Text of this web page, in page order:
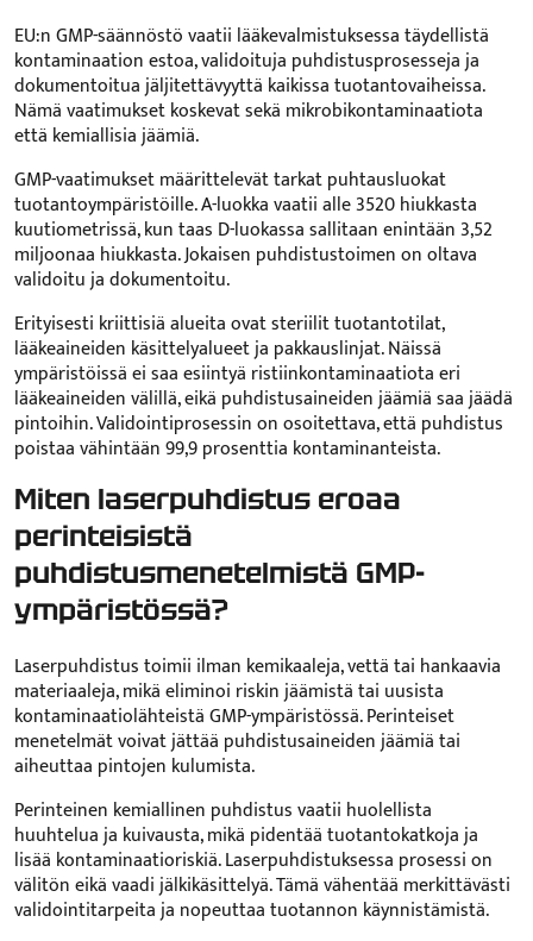
EU:n GMP-säännöstö vaatii lääkevalmistuksessa täydellistä
kontaminaation estoa, validoituja puhdistusprosesseja ja
dokumentoitua jäljitettävyyttä kaikissa tuotantovaiheissa.
Nämä vaatimukset koskevat sekä mikrobikontaminaatiota
että kemiallisia jäämiä.
GMP-vaatimukset määrittelevät tarkat puhtausluokat
tuotantoympäristöille. A-luokka vaatii alle 3520 hiukkasta
kuutiometrissä, kun taas D-luokassa sallitaan enintään 3,52
miljoonaa hiukkasta. Jokaisen puhdistustoimen on oltava
validoitu ja dokumentoitu.
Erityisesti kriittisiä alueita ovat steriilit tuotantotilat,
lääkeaineiden käsittelyalueet ja pakkauslinjat. Näissä
ympäristöissä ei saa esiintyä ristiinkontaminaatiota eri
lääkeaineiden välillä, eikä puhdistusaineiden jäämiä saa jäädä
pintoihin. Validointiprosessin on osoitettava, että puhdistus
poistaa vähintään 99,9 prosenttia kontaminanteista.
Miten laserpuhdistus eroaa
perinteisistä
puhdistusmenetelmistä GMP-
ympäristössä?
Laserpuhdistus toimii ilman kemikaaleja, vettä tai hankaavia
materiaaleja, mikä eliminoi riskin jäämistä tai uusista
kontaminaatiolähteistä GMP-ympäristössä. Perinteiset
menetelmät voivat jättää puhdistusaineiden jäämiä tai
aiheuttaa pintojen kulumista.
Perinteinen kemiallinen puhdistus vaatii huolellista
huuhtelua ja kuivausta, mikä pidentää tuotantokatkoja ja
lisää kontaminaatioriskiä. Laserpuhdistuksessa prosessi on
välitön eikä vaadi jälkikäsittelyä. Tämä vähentää merkittävästi
validointitarpeita ja nopeuttaa tuotannon käynnistämistä.